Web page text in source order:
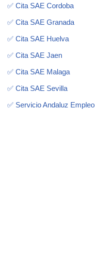
✅ Cita SAE Cordoba
✅ Cita SAE Granada
✅ Cita SAE Huelva
✅ Cita SAE Jaen
✅ Cita SAE Malaga
✅ Cita SAE Sevilla
✅ Servicio Andaluz Empleo